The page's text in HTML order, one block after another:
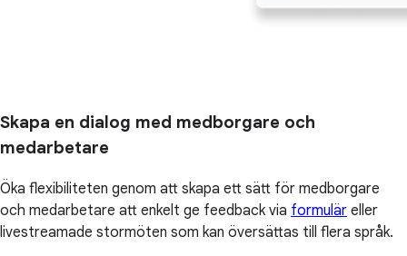
Skapa en dialog med medborgare och
medarbetare
Öka flexibiliteten genom att skapa ett sätt för medborgare
och medarbetare att enkelt ge feedback via formulär eller
livestreamade stormöten som kan översättas till flera språk.